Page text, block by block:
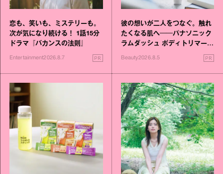
恋も、笑いも、ミステリーも。
次が気になり続ける！ 1話15分
ドラマ『バカンスの法則』
Entertainment2026.8.7 PR
彼の想いが二人をつなぐ。触れ
たくなる肌へ──パナソニック
ラムダッシュ ボディトリマーが
Beauty2026.8.5 PR